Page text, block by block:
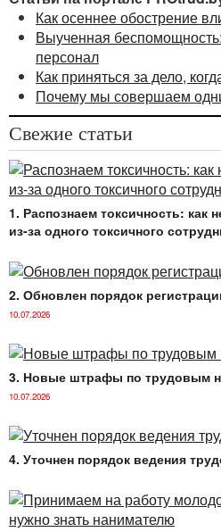
Как осеннее обострение
Выученная
персонал
Как приняться за дело,
Почему мы совершаем
Свежие статьи
1. Распознаем токсичность: как
из-за одного токсичного
2. Обновлен порядок
10.07.2026
3. Новые штрафы по трудовым
10.07.2026
4. Уточнен порядок ведения